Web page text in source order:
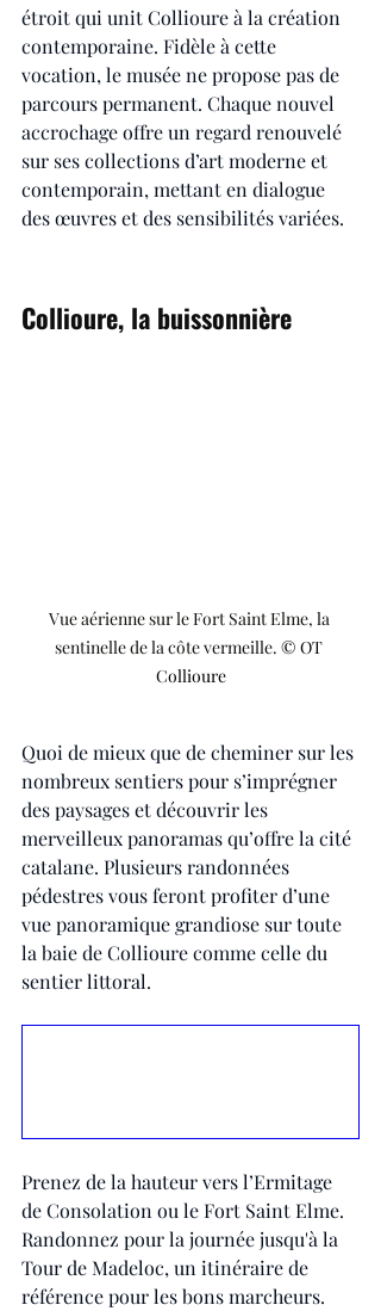
étroit qui unit Collioure à la création
contemporaine. Fidèle à cette
vocation, le musée ne propose pas de
parcours permanent. Chaque nouvel
accrochage offre un regard renouvelé
sur ses collections d’art moderne et
contemporain, mettant en dialogue
des œuvres et des sensibilités variées.
Collioure, la buissonnière
Vue aérienne sur le Fort Saint Elme, la
sentinelle de la côte vermeille. © OT
Collioure
Quoi de mieux que de cheminer sur les
nombreux sentiers pour s’imprégner
des paysages et découvrir les
merveilleux panoramas qu’offre la cité
catalane. Plusieurs randonnées
pédestres vous feront profiter d’une
vue panoramique grandiose sur toute
la baie de Collioure comme celle du
sentier littoral.
Prenez de la hauteur vers l’Ermitage
de Consolation ou le Fort Saint Elme.
Randonnez pour la journée jusqu'à la
Tour de Madeloc, un itinéraire de
référence pour les bons marcheurs.